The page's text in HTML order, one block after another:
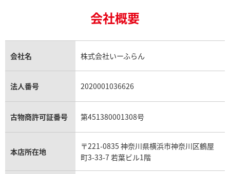
・バン サンモリッツ
格
電話で聞く
ウブロ ビッグ・バン スチー
電話で聞く
金貨買取
貴金属買取
銀・シルバー買取
パラジウム買取
トパーズ買取
タンザナイト買取
キャッツアイ買取
アクアマリン買取
ロレックス エクスプローラー買取
ロレックス デイトジャスト買取
パテック フィリップノーチラス買取
ヴァシュロン・コンスタンタン買取
オメガ買取
カルティエ買取
フランク ミュラー買取
リシャール・ミル買取
シャネル マトラッセ買取
セリーヌ買取
プラダ買取
ヴァンクリーフ＆アーペル買取
ショーメ買取
ダミアーニ買取
モーブッサン買取
会社概要
会社名 株式会社いーふらん
法人番号 2020001036626
古物商許可証番号 第451380001308号
本店所在地
〒221-0835 神奈川県横浜市神奈川区鶴屋
町3-33-7 若葉ビル1階